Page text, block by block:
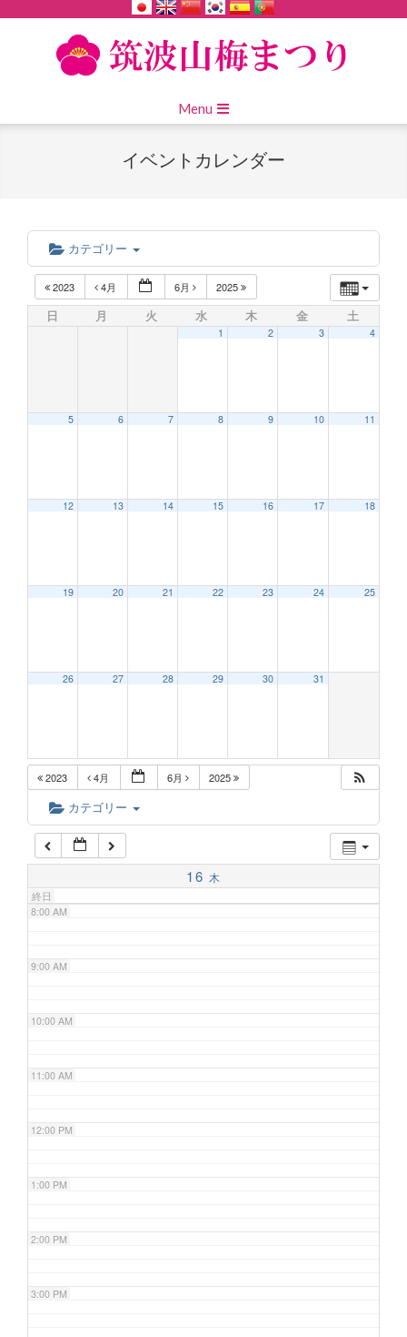
Navigation
Menu
イベントカレンダー
カテゴリー
2023 4月 6月 2025
日 月 火 水 木 金 土
1 2 3 4
5 6 7 8 9 10 11
12 13 14 15 16 17 18
19 20 21 22 23 24 25
26 27 28 29 30 31
2023 4月 6月 2025
カテゴリー
16 木
終日
2:00 AM
6:00 AM
7:00 AM
8:00 AM
9:00 AM
10:00 AM
11:00 AM
12:00 PM
1:00 PM
2:00 PM
3:00 PM